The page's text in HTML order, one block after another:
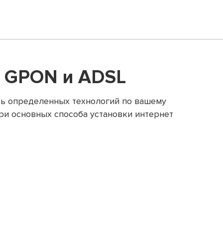
и ADSL
определенных технологий по вашему
основных способа установки интернет